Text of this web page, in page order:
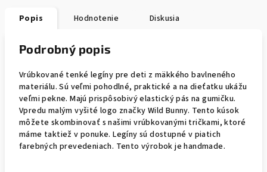
Popis Hodnotenie Diskusia
Podrobný popis
Vrúbkované tenké legíny pre deti z mäkkého bavlneného
materiálu. Sú veľmi pohodlné, praktické a na dieťatku ukážu
veľmi pekne. Majú prispôsobivý elastický pás na gumičku.
Vpredu malým vyšité logo značky Wild Bunny. Tento kúsok
môžete skombinovať s našimi vrúbkovanými tričkami, ktoré
máme taktiež v ponuke. Legíny sú dostupné v piatich
farebných prevedeniach. Tento výrobok je handmade.